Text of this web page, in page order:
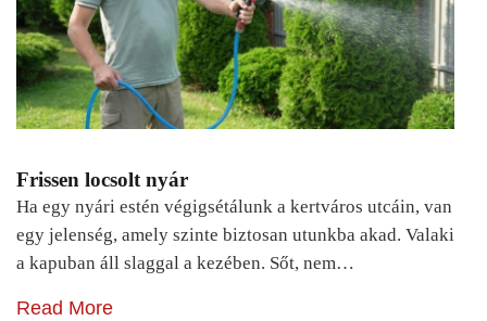
Frissen locsolt nyár
Ha egy nyári estén végigsétálunk a kertváros utcáin, van
egy jelenség, amely szinte biztosan utunkba akad. Valaki
a kapuban áll slaggal a kezében. Sőt, nem…
Read More